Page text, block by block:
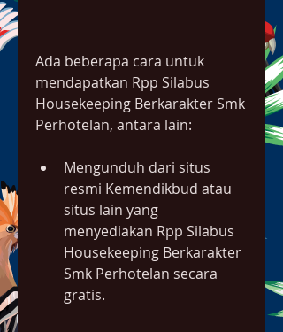
Ada beberapa cara untuk
mendapatkan Rpp Silabus
Housekeeping Berkarakter Smk
Perhotelan, antara lain:
Mengunduh dari situs
resmi Kemendikbud atau
situs lain yang
menyediakan Rpp Silabus
Housekeeping Berkarakter
Smk Perhotelan secara
gratis.